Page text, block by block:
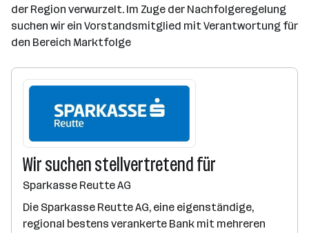
der Region verwurzelt. Im Zuge der Nachfolgeregelung
suchen wir ein Vorstandsmitglied mit Verantwortung für
den Bereich Marktfolge
Wir suchen stellvertretend für
Sparkasse Reutte AG
Die Sparkasse Reutte AG, eine eigenständige,
regional bestens verankerte Bank mit mehreren